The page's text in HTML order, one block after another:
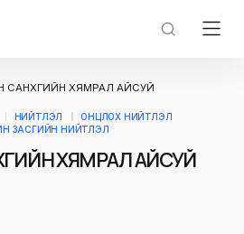
ХЯМРАЛ АЙСУЙ
НИЙТЛЭЛ
ОНЦЛОХ НИЙТЛЭЛ
ЗАСГИЙН НИЙТЛЭЛ
ХЯМРАЛ АЙСУЙ